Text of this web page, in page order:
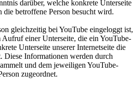
darüber, welche konkrete Unterseite
die betroffene Person besucht wird.
gleichzeitig bei YouTube eingeloggt ist,
einer Unterseite, die ein YouTube-
Unterseite unserer Internetseite die
Diese Informationen werden durch
und dem jeweiligen YouTube-
zugeordnet.